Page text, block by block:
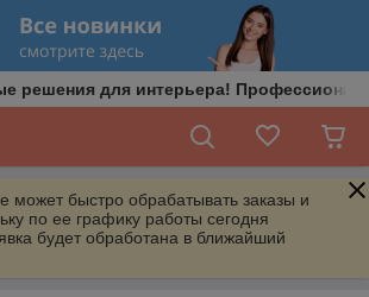
решения для интерьера!
может быстро обрабатывать заказы и
по ее графику работы сегодня
будет обработана в ближайший